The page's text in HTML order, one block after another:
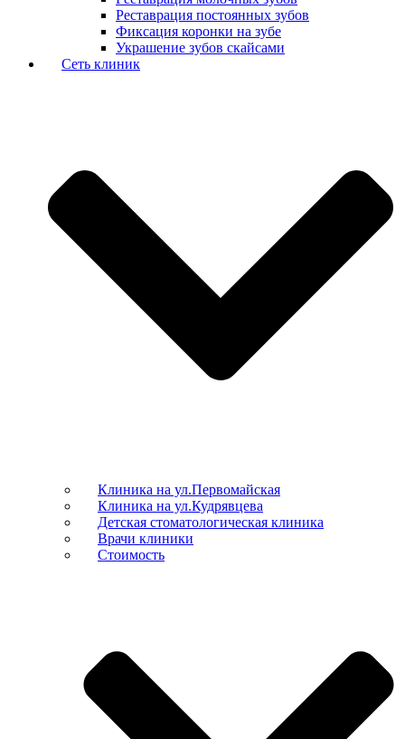
Реставрация постоянных зубов
Фиксация коронки на зубе
Украшение зубов скайсами
Сеть клиник
Клиника на ул.Первомайская
Клиника на ул.Кудрявцева
Детская стоматологическая клиника
Врачи клиники
Стоимость